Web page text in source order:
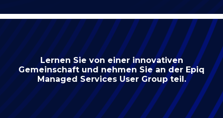
Lernen Sie von einer innovativen
Gemeinschaft und nehmen Sie an der Epiq
Managed Services User Group teil.